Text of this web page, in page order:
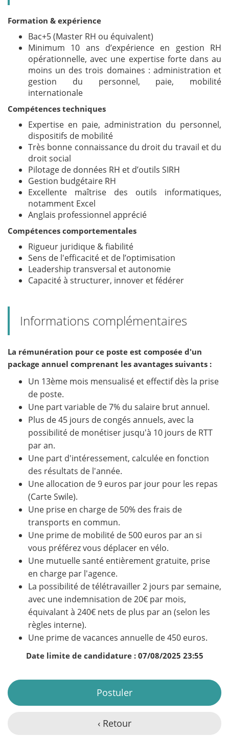
Formation & expérience
Bac+5 (Master RH ou équivalent)
Minimum 10 ans d’expérience en gestion RH
opérationnelle, avec une expertise forte dans au
moins un des trois domaines : administration et
gestion du personnel, paie, mobilité
internationale
Compétences techniques
Expertise en paie, administration du personnel,
dispositifs de mobilité
Très bonne connaissance du droit du travail et du
droit social
Pilotage de données RH et d’outils SIRH
Gestion budgétaire RH
Excellente maîtrise des outils informatiques,
notamment Excel
Anglais professionnel apprécié
Compétences comportementales
Rigueur juridique & fiabilité
Sens de l'efficacité et de l’optimisation
Leadership transversal et autonomie
Capacité à structurer, innover et fédérer
Informations complémentaires
La rémunération pour ce poste est composée d'un
package annuel comprenant les avantages suivants :
Un 13ème mois mensualisé et effectif dès la prise
de poste.
Une part variable de 7% du salaire brut annuel.
Plus de 45 jours de congés annuels, avec la
possibilité de monétiser jusqu'à 10 jours de RTT
par an.
Une part d'intéressement, calculée en fonction
des résultats de l'année.
Une allocation de 9 euros par jour pour les repas
(Carte Swile).
Une prise en charge de 50% des frais de
transports en commun.
Une prime de mobilité de 500 euros par an si
vous préférez vous déplacer en vélo.
Une mutuelle santé entièrement gratuite, prise
en charge par l'agence.
La possibilité de télétravailler 2 jours par semaine,
avec une indemnisation de 20€ par mois,
équivalant à 240€ nets de plus par an (selon les
règles interne).
Une prime de vacances annuelle de 450 euros.
Date limite de candidature : 07/08/2025 23:55
Postuler
‹ Retour